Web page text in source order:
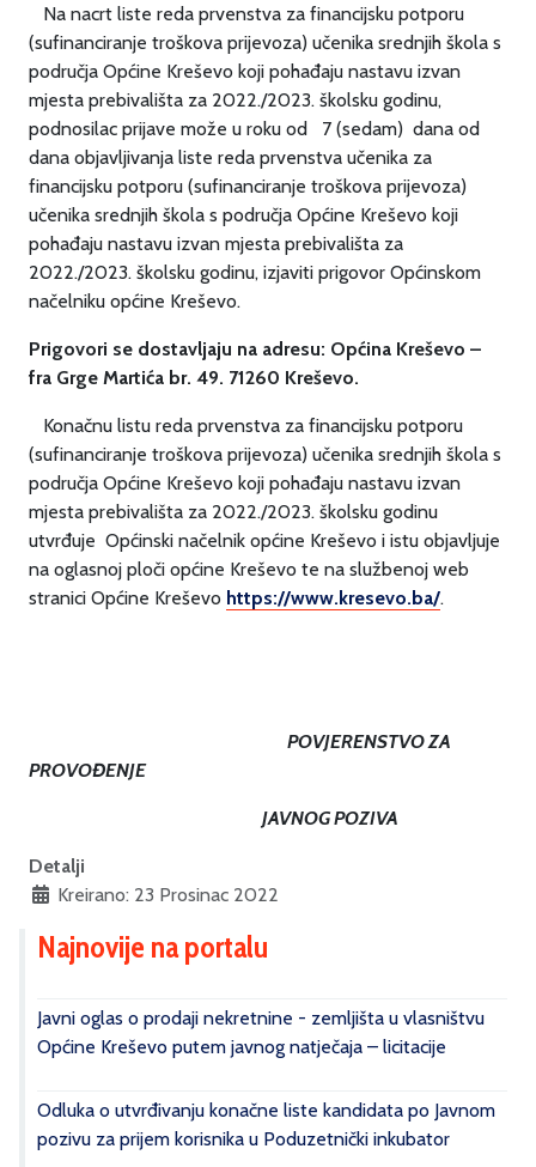
Na nacrt liste reda prvenstva za financijsku potporu
(sufinanciranje troškova prijevoza) učenika srednjih škola s
područja Općine Kreševo koji pohađaju nastavu izvan
mjesta prebivališta za 2022./2023. školsku godinu,
podnosilac prijave može u roku od 7 (sedam) dana od
dana objavljivanja liste reda prvenstva učenika za
financijsku potporu (sufinanciranje troškova prijevoza)
učenika srednjih škola s područja Općine Kreševo koji
pohađaju nastavu izvan mjesta prebivališta za
2022./2023. školsku godinu, izjaviti prigovor Općinskom
načelniku općine Kreševo.
Prigovori se dostavljaju na adresu: Općina Kreševo –
fra Grge Martića br. 49. 71260 Kreševo.
Konačnu listu reda prvenstva za financijsku potporu
(sufinanciranje troškova prijevoza) učenika srednjih škola s
područja Općine Kreševo koji pohađaju nastavu izvan
mjesta prebivališta za 2022./2023. školsku godinu
utvrđuje Općinski načelnik općine Kreševo i istu objavljuje
na oglasnoj ploči općine Kreševo te na službenoj web
stranici Općine Kreševo https://www.kresevo.ba/.
POVJERENSTVO ZA
PROVOĐENJE
JAVNOG POZIVA
Detalji
Kreirano: 23 Prosinac 2022
Najnovije na portalu
Javni oglas o prodaji nekretnine - zemljišta u vlasništvu
Općine Kreševo putem javnog natječaja – licitacije
Odluka o utvrđivanju konačne liste kandidata po Javnom
pozivu za prijem korisnika u Poduzetnički inkubator